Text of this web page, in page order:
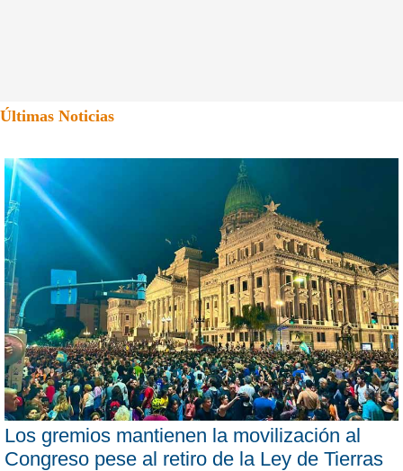
Últimas Noticias
Los gremios mantienen la movilización al
Congreso pese al retiro de la Ley de Tierras